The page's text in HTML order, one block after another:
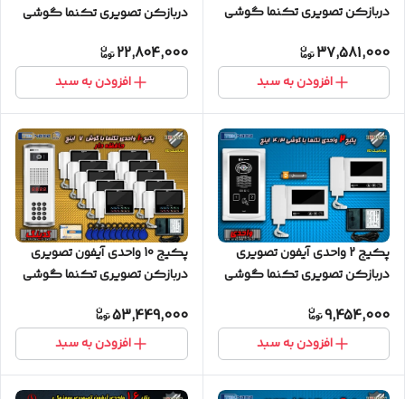
دربازکن تصویری تکنما گوشی
37,581,000
افزودن به سبد
دربازکن تصویری تکنما گوشی
ستونی
22,804,000
افزودن به سبد
پکیج 2 واحدی آیفون تصویری
دربازکن تصویری تکنما گوشی
9,454,000
افزودن به سبد
پکیج 10 واحدی آیفون تصویری
دربازکن تصویری تکنما گوشی
کدینگ کارتی پسوردی
53,449,000
افزودن به سبد